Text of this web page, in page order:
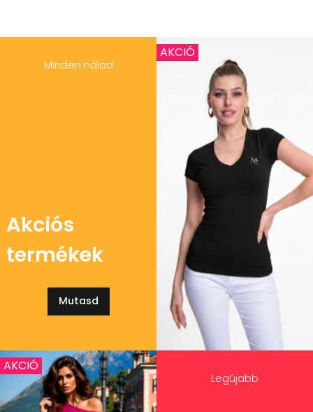
Minden nálad
Akciós
termékek
Mutasd
AKCIÓ
Legújabb
AKCIÓ